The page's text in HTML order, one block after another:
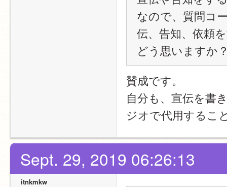
なので、質問コ
伝、告知、依頼
どう思いますか
賛成です。
自分も、宣伝を書
ジオで代用するこ
Sept. 29, 2019 06:26:13
itnkmkw